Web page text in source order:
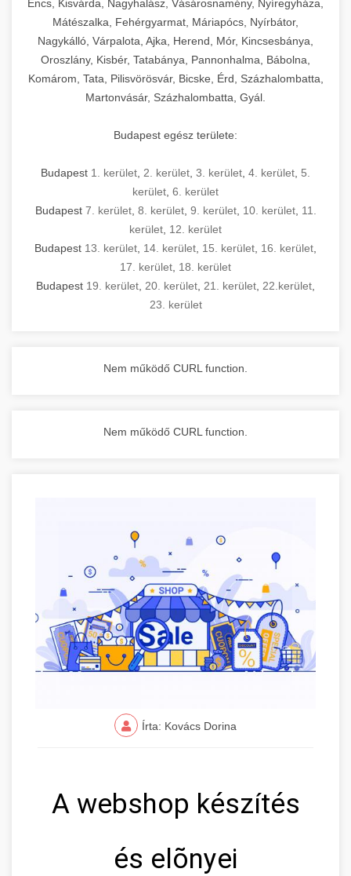
Encs, Kisvárda, Nagyhalász, Vásárosnamény, Nyíregyháza,
Mátészalka, Fehérgyarmat, Máriapócs, Nyírbátor,
Nagykálló, Várpalota, Ajka, Herend, Mór, Kincsesbánya,
Oroszlány, Kisbér, Tatabánya, Pannonhalma, Bábolna,
Komárom, Tata, Pilisvörösvár, Bicske, Érd, Százhalombatta,
Martonvásár, Százhalombatta, Gyál.
Budapest egész területe:
Budapest 1. kerület 2. kerület 3. kerület 4. kerület 5.
kerület 6. kerület
Budapest 7. kerület, 8. kerület, 9. kerület, 10. kerület, 11.
kerület 12. kerület
Budapest 13. kerület 14. kerület 15. kerület 16. kerület
17. kerület 18. kerület
Budapest 19. kerület 20. kerület 21. kerület 22.kerület
23. kerület
Nem működő CURL function.
Nem működő CURL function.
Írta: Kovács Dorina
A webshop készítés
és elõnyei